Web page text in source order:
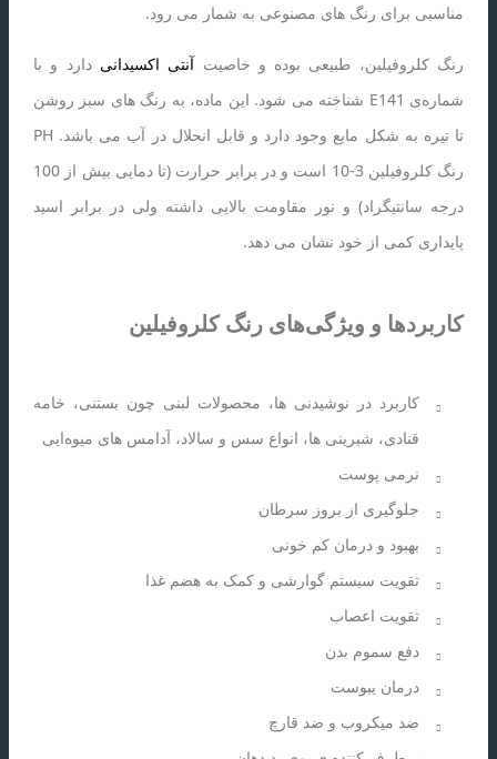
مناسبی برای رنگ های مصنوعی به شمار می رود.
رنگ کلروفیلین، طبیعی بوده و خاصیت آنتی اکسیدانی دارد و با
شماره‌ی E141 شناخته می شود. این ماده، به رنگ های سبز روشن
تا تیره به شکل مایع وجود دارد و قابل انحلال در آب می باشد. PH
رنگ کلروفیلین 3-10 است و در برابر حرارت (تا دمایی بیش از 100
درجه سانتیگراد) و نور مقاومت بالایی داشته ولی در برابر اسید
پایداری کمی از خود نشان می دهد.
کاربردها و ویژگی‌های رنگ کلروفیلین
کاربرد در نوشیدنی ها، محصولات لبنی چون بستنی، خامه
قنادی، شیرینی ها، انواع سس و سالاد، آدامس های میوه‌ایی
نرمی پوست
جلوگیری از بروز سرطان
بهبود و درمان کم خونی
تقویت سیستم گوارشی و کمک به هضم غذا
تقویت اعصاب
دفع سموم بدن
درمان یبوست
ضد میکروب و ضد قارچ